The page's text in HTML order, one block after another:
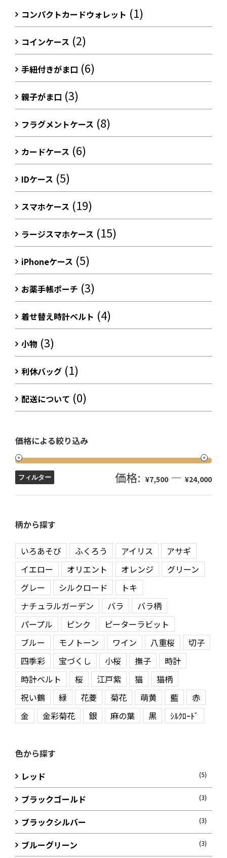
コンパクトカードウォレット (1)
コインケース (2)
手紐付きがま口 (6)
親子がま口 (3)
フラグメントケース (8)
カードケース (6)
IDケース (5)
スマホケース (19)
ラージスマホケース (15)
iPhoneケース (5)
お薬手帳ポーチ (3)
着せ替え時計ベルト (4)
小物 (3)
利休バッグ (1)
配送について (0)
価格による絞り込み
フィルター 価格: ¥7,500 — ¥24,000
柄から探す
いろあそび ふくろう アイリス
アサギ
イエロー
オリエント オレンジ
グリーン
グレー
シルクロード
トキ
ナチュラルガーデン
バラ
バラ柄
パープル
ピンク
ピーターラビット
ブルー
モノトーン ワイン 八重桜
切子
四季彩
宝づくし 小桜 撫子
時計
時計ベルト
桜 江戸紫 猫
猫柄
祝い鶴
緑 花菱 菊花 萌黄 藍
赤
金
金彩菊花 銀 麻の葉 黒 ｼﾙｸﾛｰﾄﾞ
色から探す
レッド
(5)
ブラックゴールド (3)
ブラックシルバー (3)
ブルーグリーン (3)